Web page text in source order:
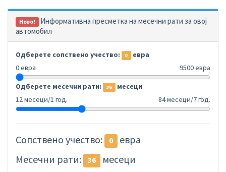
Ново! Информативна пресметка на месечни рати за овој
автомобил
Одберете сопствено учество: 0 евра
0 евра
9500 евра
Одберете месечни рати: 36 месеци
12 месеци/1 год.
84 месеци/7 год.
Сопствено учество: 0
евра
Месечни рати:
36
месеци